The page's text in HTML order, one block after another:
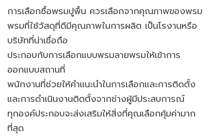
การเลือกซื้อพรมปูพื้น ควรเลือกจากคุณภาพของพรม
พรมที่ใช้วัสดุที่ดีมีคุณภาพในการผลิต เป็นโรงานหรือ
บริษัทที่น่าเชื่อถือ
ประกอบกับการเลือกแบบพรมลายพรมให้เข้าการ
ออกแบบสถานที่
พนักงานที่ช่วยให้คำแนะนำในการเลือกและการติดตั้ง
และการดำเนินงานติดตั้งจากช่างผู้มีประสบการณ์
ทุกองค์ประกอบจะส่งเสริมให้สิ่งที่คุณเลือกคุ้มค่ามาก
ที่สุด